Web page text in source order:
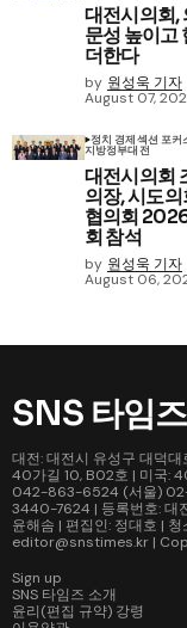
대전시의회,
문성 높이고
더한다
by 원성욱 기자
August 07,
정치 경제섹션 포커
지방정부대전
대전시의회
의장, 시도
협의회
회 참석
by 원성욱 기자
August 06,
SNS 타임즈
대전: 대전시 유성구 대덕
40가길 10, B02호 | 미국:
042-863-6524 (서울)
3440-7624 | 등록번호: 대
윤해솜 | 편집인: 정대호 |
editor@snstimes.kr |
Sign up
SNS 타임즈 소개
윤리(편집 규약) 강령